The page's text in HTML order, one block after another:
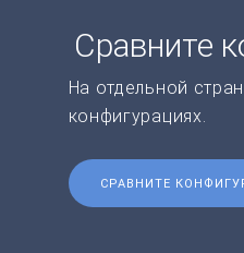
Сравните
На отдельной
конфигурациях.
СРАВНИТЕ